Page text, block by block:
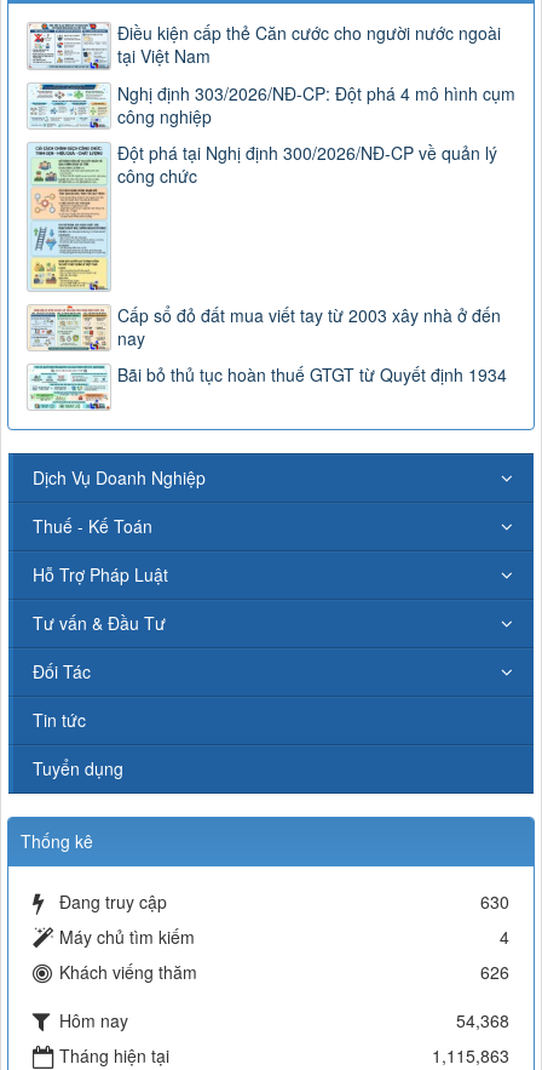
Điều kiện cấp thẻ Căn cước cho người nước ngoài
tại Việt Nam
Nghị định 303/2026/NĐ-CP: Đột phá 4 mô hình cụm
công nghiệp
Đột phá tại Nghị định 300/2026/NĐ-CP về quản lý
công chức
Cấp sổ đỏ đất mua viết tay từ 2003 xây nhà ở đến
nay
Bãi bỏ thủ tục hoàn thuế GTGT từ Quyết định 1934
Dịch Vụ Doanh Nghiệp
Thuế - Kế Toán
Hỗ Trợ Pháp Luật
Tư vấn & Đầu Tư
Đối Tác
Tin tức
Tuyển dụng
Thống kê
Đang truy cập
630
Máy chủ tìm kiếm
4
Khách viếng thăm
626
Hôm nay
54,368
Tháng hiện tại
1,115,863